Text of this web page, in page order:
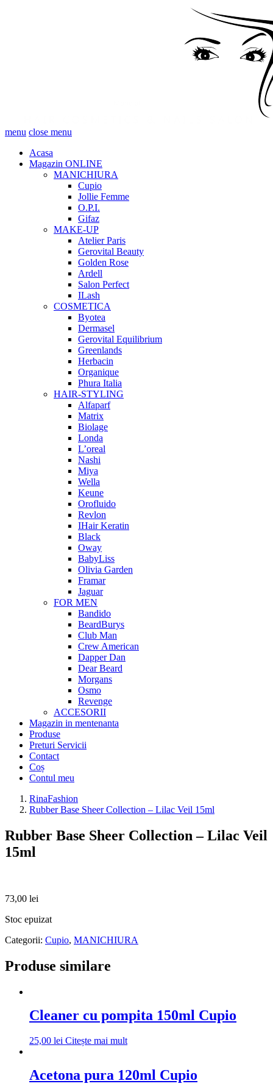
menu close menu
Acasa
Magazin ONLINE
MANICHIURA
Cupio
Jollie Femme
O.P.I.
Gifaz
MAKE-UP
Atelier Paris
Gerovital Beauty
Golden Rose
Ardell
Salon Perfect
ILash
COSMETICA
Byotea
Dermasel
Gerovital Equilibrium
Greenlands
Herbacin
Organique
Phura Italia
HAIR-STYLING
Alfaparf
Matrix
Biolage
Londa
L’oreal
Nashi
Miya
Wella
Keune
Orofluido
Revlon
IHair Keratin
Black
Oway
BabyLiss
Olivia Garden
Framar
Jaguar
FOR MEN
Bandido
BeardBurys
Club Man
Crew American
Dapper Dan
Dear Beard
Morgans
Osmo
Revenge
ACCESORII
Magazin in mentenanta
Produse
Preturi Servicii
Contact
Coș
Contul meu
RinaFashion
Rubber Base Sheer Collection – Lilac Veil 15ml
Rubber Base Sheer Collection – Lilac Veil
15ml
73,00 lei
Stoc epuizat
Categorii: Cupio, MANICHIURA
Produse similare
Cleaner cu pompita 150ml Cupio
25,00 lei Citește mai mult
Acetona pura 120ml Cupio